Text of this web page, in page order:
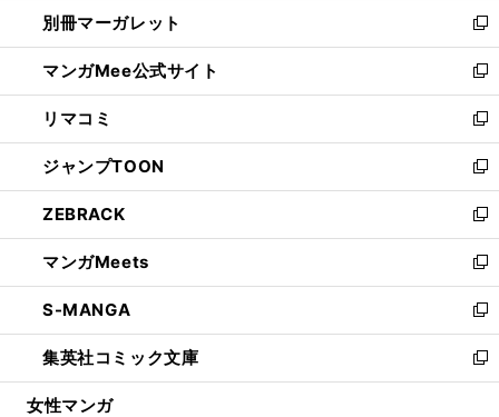
く
で
開
く
ィ
ン
ド
ウ
で
開
く
い
ウ
ィ
ン
ド
ウ
で
開
く
別冊マーガレット
新
し
い
ウ
ィ
ン
ド
ウ
で
開
く
マンガMee公式サイト
新
し
い
ウ
ィ
ン
ド
ウ
で
開
く
リマコミ
新
し
い
ウ
ィ
ン
ド
ウ
で
開
く
ジャンプTOON
新
し
い
ウ
ィ
ン
ド
ウ
で
開
ZEBRACK
新
し
い
ウ
ィ
ン
ド
ウ
マンガMeets
新
し
い
ウ
ィ
ン
S-MANGA
新
し
い
ウ
集英社コミック文庫
新
し
女性マンガ